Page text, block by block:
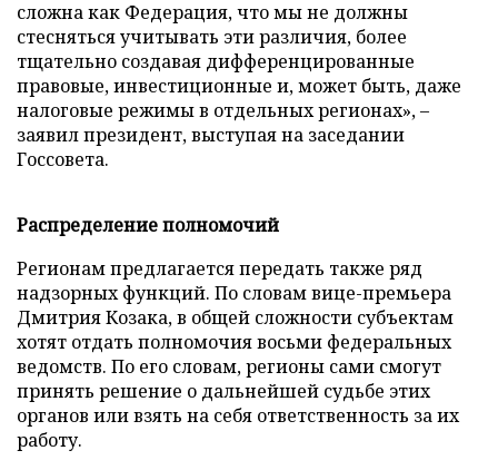
сложна как Федерация, что мы не должны
стесняться учитывать эти различия, более
тщательно создавая дифференцированные
правовые, инвестиционные и, может быть, даже
налоговые режимы в отдельных регионах», –
заявил президент, выступая на заседании
Госсовета.
Распределение полномочий
Регионам предлагается передать также ряд
надзорных функций. По словам вице-премьера
Дмитрия Козака, в общей сложности субъектам
хотят отдать полномочия восьми федеральных
ведомств. По его словам, регионы сами смогут
принять решение о дальнейшей судьбе этих
органов или взять на себя ответственность за их
работу.